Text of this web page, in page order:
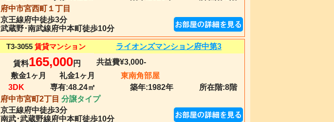
府中市宮西町１丁目
京王線府中徒歩3分
武蔵野･南武線府中本町徒歩10分
T3-3055 賃貸マンション ライオンズマンション府中第3
賃料165,000円
共益費¥3,000-
敷金1ヶ月
礼金1ヶ月
東南角部屋
3DK
専有:48.24㎡ 築年:1982年
所在階:8階
府中市宮町2丁目 分譲タイプ
京王線府中徒歩3分
南武･武蔵野線府中本町徒歩10分